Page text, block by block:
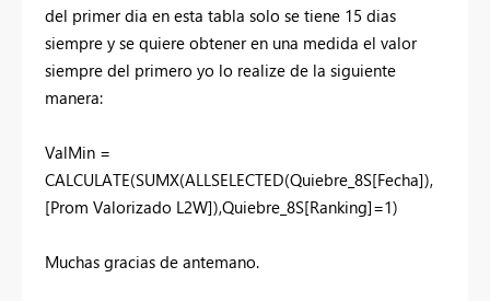
del primer dia en esta tabla solo se tiene 15 dias
siempre y se quiere obtener en una medida el valor
siempre del primero yo lo realize de la siguiente
manera:
ValMin =
CALCULATE(SUMX(ALLSELECTED(Quiebre_8S[Fecha]),
[Prom Valorizado L2W]),Quiebre_8S[Ranking]=1)
Muchas gracias de antemano.